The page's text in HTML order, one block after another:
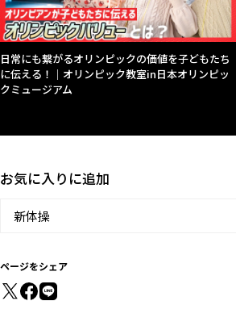
日常にも繋がるオリンピックの価値を子どもたち
に伝える！｜オリンピック教室in日本オリンピッ
クミュージアム
お気に入りに追加
新体操
ページをシェア